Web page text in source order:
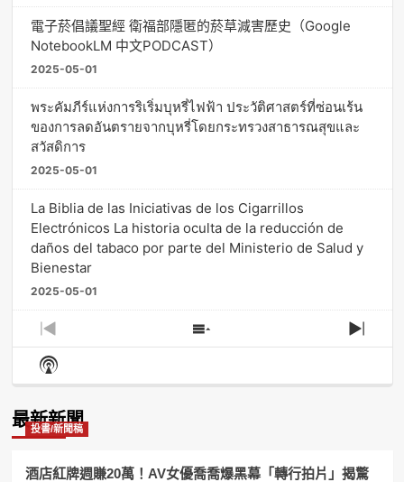
電子菸倡議聖經 衛福部隱匿的菸草減害歷史（Google
NotebookLM 中文PODCAST）
2025-05-01
พระคัมภีร์แห่งการริเริ่มบุหรี่ไฟฟ้า ประวัติศาสตร์ที่ซ่อนเร้น
ของการลดอันตรายจากบุหรี่โดยกระทรวงสาธารณสุขและ
สวัสดิการ
2025-05-01
La Biblia de las Iniciativas de los Cigarrillos
Electrónicos La historia oculta de la reducción de
daños del tabaco por parte del Ministerio de Salud y
Bienestar
2025-05-01
Previous
Episode
Show
Episodes
Next
Show
Podcast
最新新聞
投書/新聞稿
酒店紅牌週賺20萬！AV女優喬喬爆黑幕「轉行拍片」揭驚